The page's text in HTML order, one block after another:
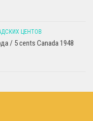
ЦЕНТОВ
/ 5 cents Canada 1948